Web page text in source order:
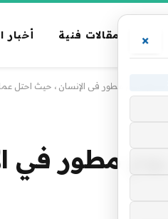
مقالات فنية أخبار
أول يوم مطور في الإنسان ، حيث احتل
مطور في
×